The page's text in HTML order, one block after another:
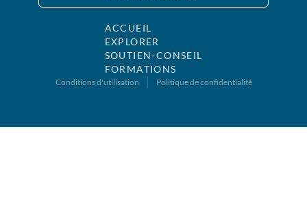
ACCUEIL
EXPLORER
SOUTIEN-CONSEIL
FORMATIONS
Conditions d'utilisation Politique de confidentialité